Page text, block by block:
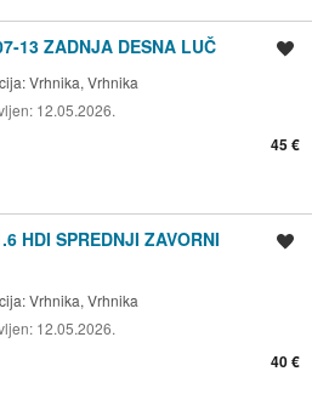
13 ZADNJA DESNA LUČ
Vrhnika, Vrhnika
12.05.2026.
45 €
HDI SPREDNJI ZAVORNI
Vrhnika, Vrhnika
12.05.2026.
40 €